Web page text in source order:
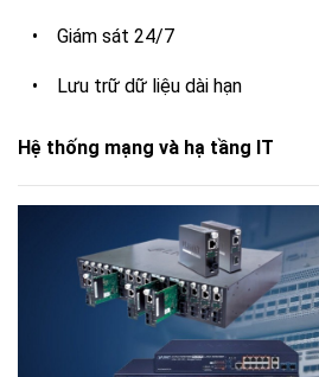
• Giám sát 24/7
• Lưu trữ dữ liệu dài hạn
Hệ thống mạng và hạ tầng IT